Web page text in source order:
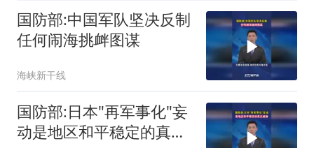
国防部:中国军队坚决反制
任何闹海挑衅图谋
海峡新干线
国防部:日本"再军事化"妄
动是地区和平稳定的真正